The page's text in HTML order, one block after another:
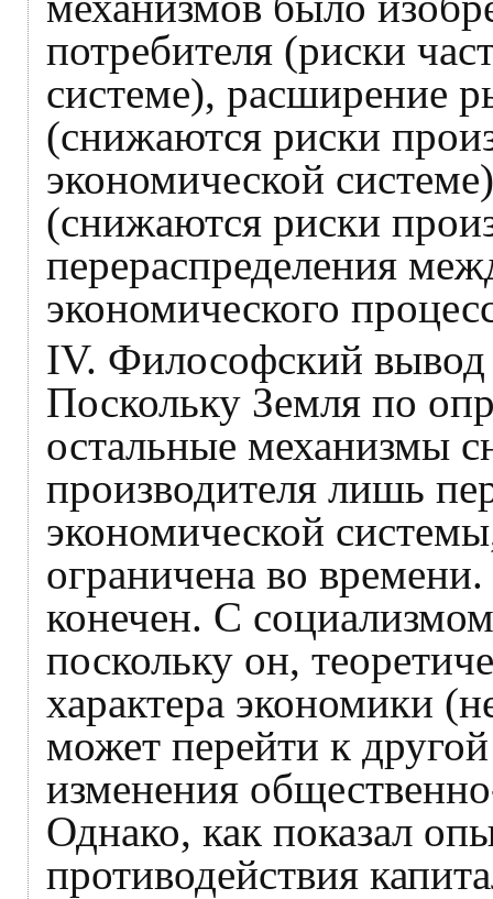
потребителя (риски
системе), расширение
(снижаются риски
экономической
(снижаются риски
перераспределения
экономического
IV. Философский вывод
Поскольку Земля по
остальные механизмы
производителя лишь
экономической
ограничена во
конечен. С
поскольку он,
характера экономики
может перейти к
изменения
Однако, как показал
противодействия